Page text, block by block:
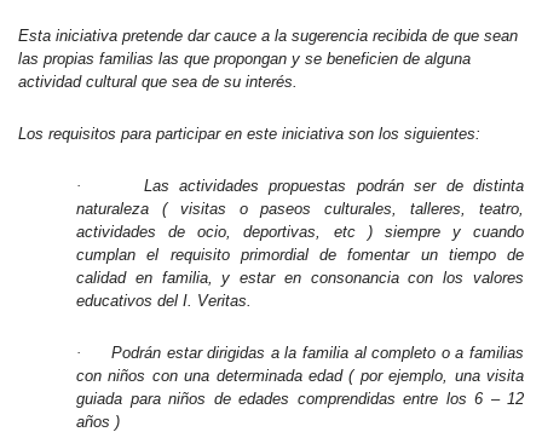
Esta iniciativa pretende dar cauce a la sugerencia recibida de que sean
las propias familias las que propongan y se beneficien de alguna
actividad cultural que sea de su interés.
Los requisitos para participar en este iniciativa son los siguientes:
·
Las actividades propuestas podrán ser de distinta
naturaleza ( visitas o paseos culturales, talleres, teatro,
actividades de ocio, deportivas, etc ) siempre y cuando
cumplan el requisito primordial de fomentar un tiempo de
calidad en familia, y estar en consonancia con los valores
educativos del I. Veritas.
·
Podrán estar dirigidas a la familia al completo o a familias
con niños con una determinada edad ( por ejemplo, una visita
guiada para niños de edades comprendidas entre los 6 – 12
años )